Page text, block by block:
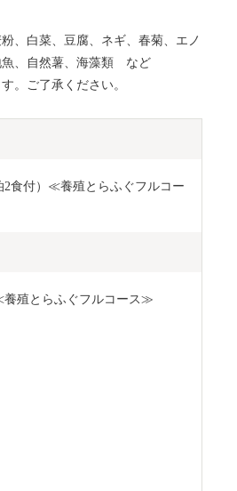
、白菜、豆腐、ネギ、春菊、エノ
魚、自然薯、海藻類 など
。ご了承ください。
2食付）≪養殖とらふぐフルコー
養殖とらふぐフルコース≫